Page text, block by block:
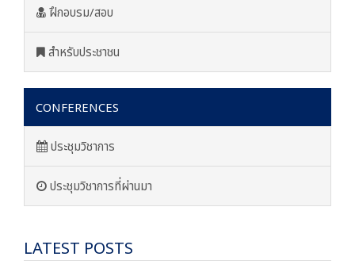
ฝึกอบรม/สอบ
สำหรับประชาชน
CONFERENCES
ประชุมวิชาการ
ประชุมวิชาการที่ผ่านมา
LATEST POSTS